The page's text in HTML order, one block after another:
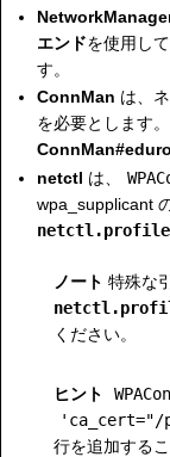
エンドを使用し
す。
ConnMan は、
を必要とします
netctl は、
wpa_supplicant
ノート 特殊な
ください。
ヒント
行を追加する